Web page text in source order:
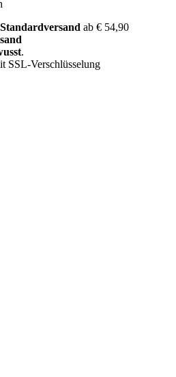
ab € 54,90
.
SSL-Verschlüsselung